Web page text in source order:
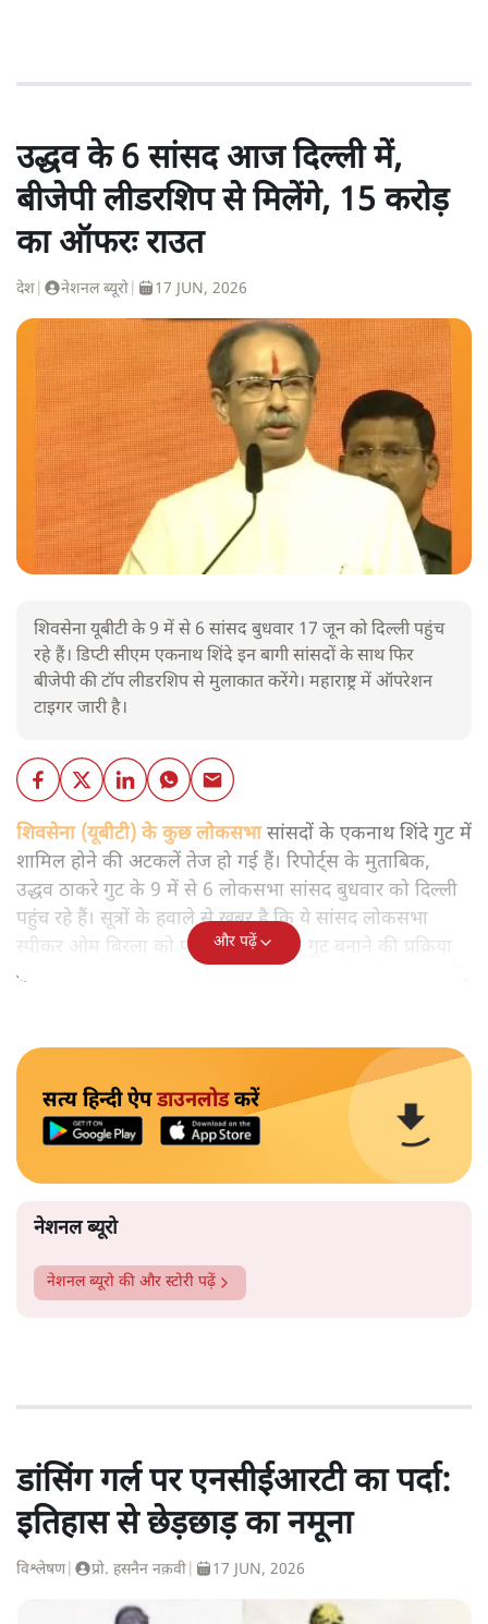
उद्धव के 6 सांसद आज दिल्ली में,
बीजेपी लीडरशिप से मिलेंगे, 15 करोड़
का ऑफरः राउत
देश नेशनल ब्यूरो 17 JUN, 2026
शिवसेना यूबीटी के 9 में से 6 सांसद बुधवार 17 जून को दिल्ली पहुंच
रहे हैं। डिप्टी सीएम एकनाथ शिंदे इन बागी सांसदों के साथ फिर
बीजेपी की टॉप लीडरशिप से मुलाकात करेंगे। महाराष्ट्र में ऑपरेशन
टाइगर जारी है।
शिवसेना (यूबीटी) के कुछ लोकसभासांसदों के एकनाथ शिंदे गुट में
शामिल होने की अटकलें तेज हो गई हैं। रिपोर्ट्स के मुताबिक,
उद्धव ठाकरे गुट के 9 में से 6 लोकसभा सांसद बुधवार को दिल्ली
पहुंच रहे हैं। सूत्रों के हवाले से खबर है कि ये सांसद लोकसभा
स्पीकर ओम बिरला को पत्र सौंपकर अलग गुट बनाने की प्रक्रिया
शुरू कर सकते हैं। एकनाथ शिंदे भी बुधवार को दिल्ली पहुंच रहे हैं।
और पढ़ें
सत्य हिन्दी ऐपडाउनलोडकरें
नेशनल ब्यूरो
नेशनल ब्यूरो की और स्टोरी पढ़ें
डांसिंग गर्ल पर एनसीईआरटी का पर्दा:
इतिहास से छेड़छाड़ का नमूना
विश्लेषण| प्रो. हसनैन नक़वी 17 JUN, 2026